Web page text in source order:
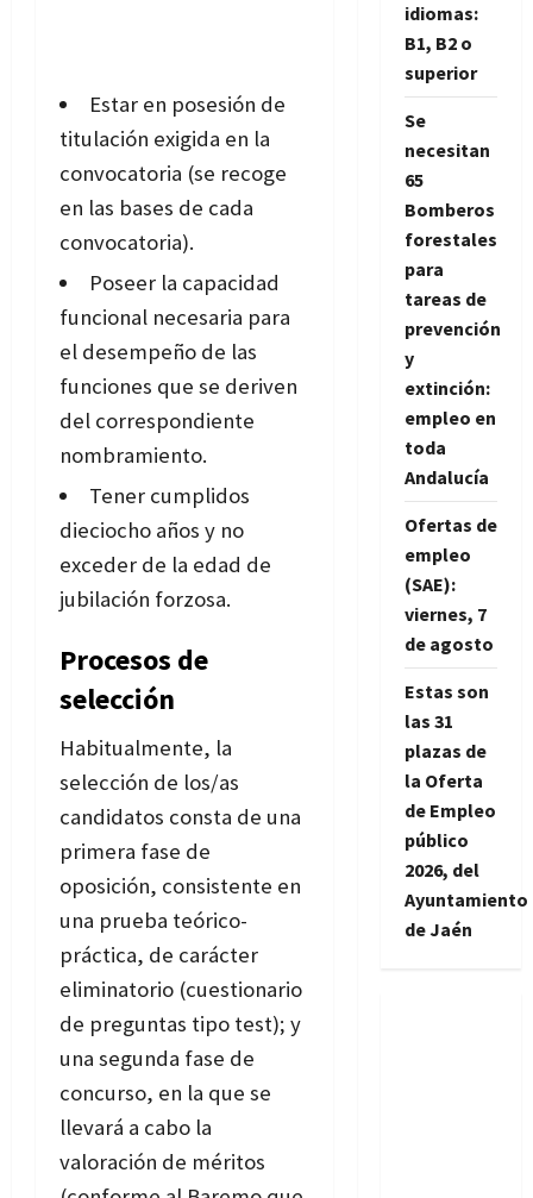
Estar en posesión de
titulación exigida en la
convocatoria (se recoge
en las bases de cada
convocatoria).
Poseer la capacidad
funcional necesaria para
el desempeño de las
funciones que se deriven
del correspondiente
nombramiento.
Tener cumplidos
dieciocho años y no
exceder de la edad de
jubilación forzosa.
Procesos de
selección
Habitualmente, la
selección de los/as
candidatos consta de una
primera fase de
oposición, consistente en
una prueba teórico-
práctica, de carácter
eliminatorio (cuestionario
de preguntas tipo test); y
una segunda fase de
concurso, en la que se
llevará a cabo la
valoración de méritos
idiomas:
B1, B2 o
superior
Se
necesitan
65
Bomberos
forestales
para
tareas de
prevención
y
extinción:
empleo en
toda
Andalucía
Ofertas de
empleo
(SAE):
viernes, 7
de agosto
Estas son
las 31
plazas de
la Oferta
de Empleo
público
2026, del
Ayuntamiento
de Jaén